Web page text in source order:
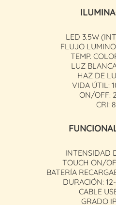
LED 3.5W
FLUJO
TEMP.
LUZ
HAZ DE
VIDA ÚTIL:
ON/OFF:
CRI:
INTENSIDAD
TOUCH ON/
BATERÍA
DURACIÓN:
CABLE
GRADO